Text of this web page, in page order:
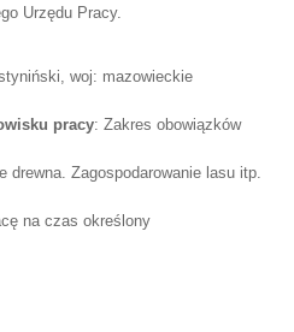
Urzędu Pracy.
woj: mazowieckie
pracy: Zakres obowiązków
drewna. Zagospodarowanie lasu itp.
na czas określony